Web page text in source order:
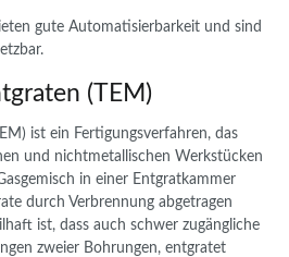
gute Automatisierbarkeit und sind
(TEM)
ist ein Fertigungsverfahren, das
und nichtmetallischen Werkstücken
in einer Entgratkammer
durch Verbrennung abgetragen
ist, dass auch schwer zugängliche
zweier Bohrungen, entgratet